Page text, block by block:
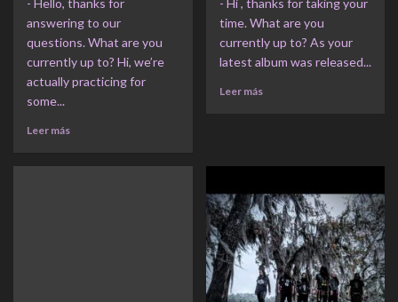
- Hello, thanks for
answering to our
questions. What are you
currently up to? Hi, we’re
actually practicing for
some...
Leer más
- Hi , thanks for taking your
time. What are you
currently up to? As your
latest album was released...
Leer más